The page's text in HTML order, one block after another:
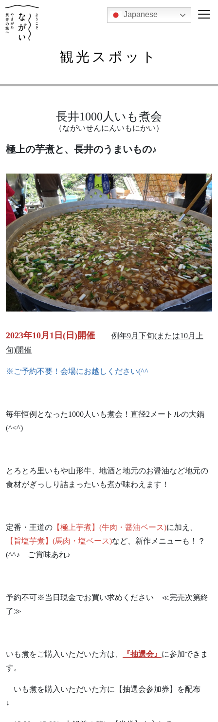
Japanese
観光スポット
長井1000人いも煮会
（ながいせんにんいもにかい）
極上の芋煮と、長井のうまいもの♪
2023年10月1日(日)開催
例年9月下旬(または10月上
旬)開催
※ご予約不要！会場にお越しください(^^ゞ
毎年恒例となった1000人いも煮会！直径2メートルの大鍋
(^<^)
とろとろ里いもや山形牛、地酒と地元のお醤油など地元の
食材がぎっしり詰まったいも煮が味わえます！
定番・王道の 【極上芋煮】(牛肉・醤油ベース)に加え、
【旨塩芋煮】(馬肉・塩ベース)など、新作メニューも！？
(^^♪ ご賞味あれ♪
予約不可※当日現金でお買い求めください ≪完売次第終
了≫
いも煮をご購入いただいた方は、 『抽選会』 に参加できま
す。
いも煮を購入いただいた方に【抽選会参加券】を配布
↓